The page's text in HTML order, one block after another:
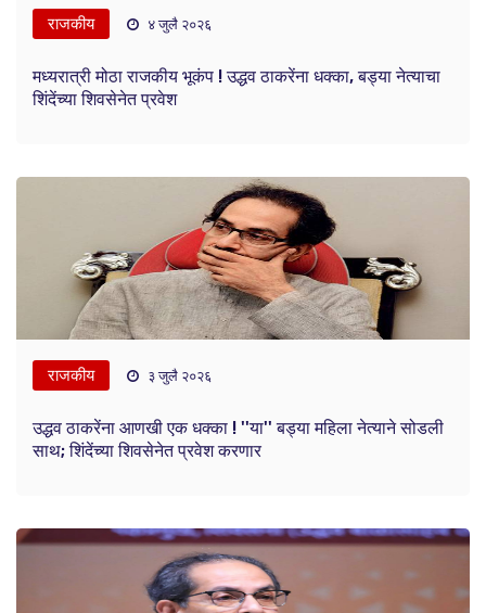
राजकीय ४ जुलै २०२६
मध्यरात्री मोठा राजकीय भूकंप ! उद्धव ठाकरेंना धक्का, बड्या नेत्याचा
शिंदेंच्या शिवसेनेत प्रवेश
राजकीय ३ जुलै २०२६
उद्धव ठाकरेंना आणखी एक धक्का ! ''या'' बड्या महिला नेत्याने सोडली
साथ; शिंदेंच्या शिवसेनेत प्रवेश करणार